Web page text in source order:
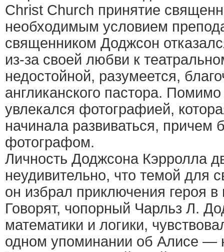
Christ Church принятие
необходимым условием
священником Доджсон
из-за своей любви к
недостойной, разумеется,
англиканского пастора.
увлекался фотографией,
начинала развиваться, причем
фотографом.
Личность Доджсона Кэрролла
неудивительно, что темой для
он избрал приключения героя
Говорят, чопорный Чарльз Л.
математики и логики,
одном упоминании об Алисе —